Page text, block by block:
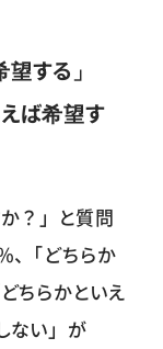
する」
ば希望す
？」と質問
、「どちらか
ちらかといえ
ない」が